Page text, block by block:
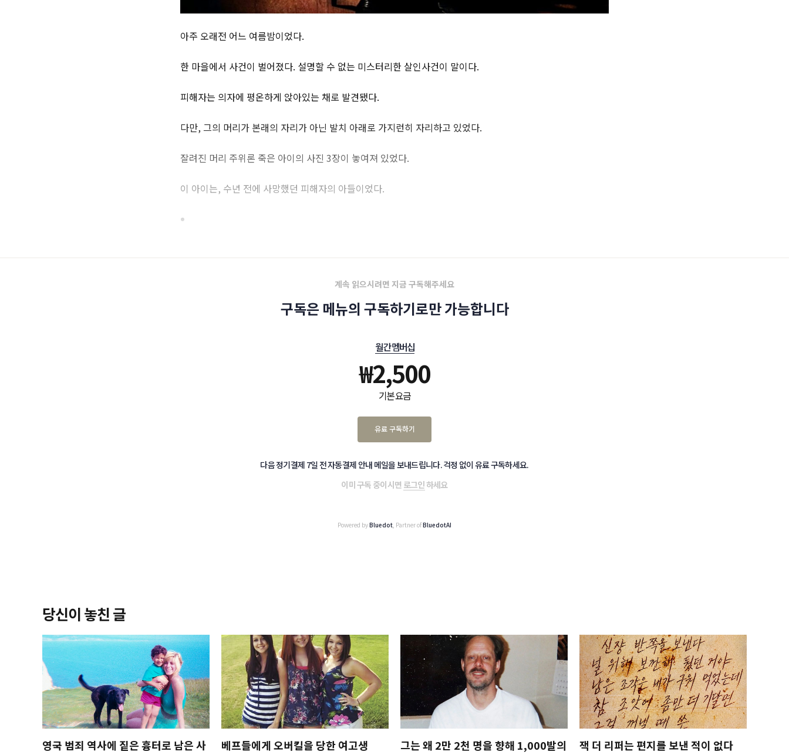
아주 오래전 어느 여름밤이었다.
한 마을에서 사건이 벌어졌다. 설명할 수 없는 미스터리한 살인사건이 말이다.
피해자는 의자에 평온하게 앉아있는 채로 발견됐다.
다만, 그의 머리가 본래의 자리가 아닌 발치 아래로 가지런히 자리하고 있었다.
잘려진 머리 주위론 죽은 아이의 사진 3장이 놓여져 있었다.
이 아이는, 수년 전에 사망했던 피해자의 아들이었다.
계속 읽으시려면 지금 구독해주세요
구독은 메뉴의 구독하기로만 가능합니다
월간 멤버십
₩2,500
기본 요금
유료 구독하기
다음 정기결제 7일 전 자동결제 안내 메일을 보내드립니다. 걱정 없이 유료 구독하세요.
이미 구독 중이시면 로그인하세요
Powered byBluedot, Partner ofBluedotAI
당신이 놓친 글
영국 범죄 역사에 짙은 흉터로 남은 사
베프들에게 오버킬을 당한 여고생
그는 왜 2만 2천 명을 향해 1,000발의
잭 더 리퍼는 편지를 보낸 적이 없다